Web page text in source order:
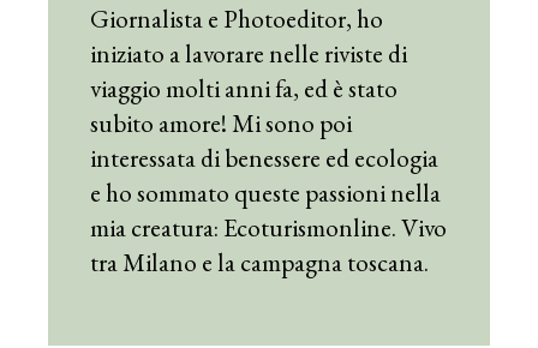
Giornalista e Photoeditor, ho
iniziato a lavorare nelle riviste di
viaggio molti anni fa, ed è stato
subito amore! Mi sono poi
interessata di benessere ed ecologia
e ho sommato queste passioni nella
mia creatura: Ecoturismonline. Vivo
tra Milano e la campagna toscana.